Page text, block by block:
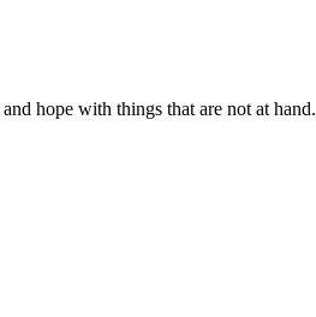
hope with things that are not at hand.